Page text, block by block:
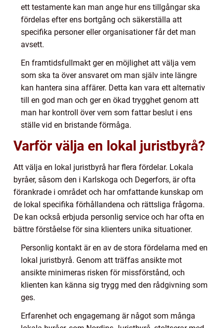
ett testamente kan man ange hur ens tillgångar ska
fördelas efter ens bortgång och säkerställa att
specifika personer eller organisationer får det man
avsett.
En framtidsfullmakt ger en möjlighet att välja vem
som ska ta över ansvaret om man själv inte längre
kan hantera sina affärer. Detta kan vara ett alternativ
till en god man och ger en ökad trygghet genom att
man har kontroll över vem som fattar beslut i ens
ställe vid en bristande förmåga.
Varför välja en lokal juristbyrå?
Att välja en lokal juristbyrå har flera fördelar. Lokala
byråer, såsom den i Karlskoga och Degerfors, är ofta
förankrade i området och har omfattande kunskap om
de lokal specifika förhållandena och rättsliga frågorna.
De kan också erbjuda personlig service och har ofta en
bättre förståelse för sina klienters unika situationer.
Personlig kontakt är en av de stora fördelarna med en
lokal juristbyrå. Genom att träffas ansikte mot
ansikte minimeras risken för missförstånd, och
klienten kan känna sig trygg med den rådgivning som
ges.
Erfarenhet och engagemang är något som många